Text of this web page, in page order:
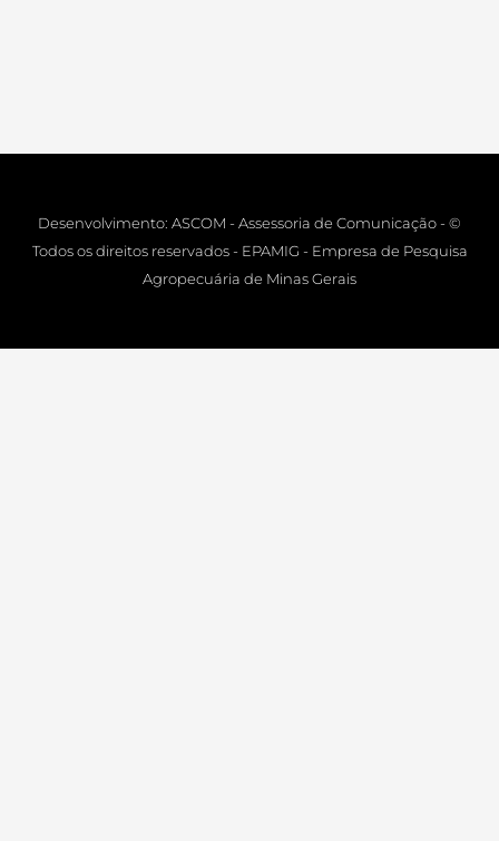
Desenvolvimento: ASCOM - Assessoria de Comunicação - ©
Todos os direitos reservados - EPAMIG - Empresa de Pesquisa
Agropecuária de Minas Gerais